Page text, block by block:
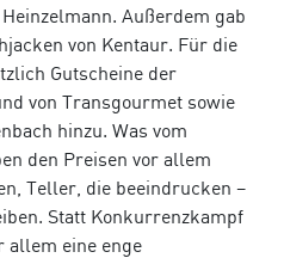
Außerdem gab
von Kentaur. Für die
Gutscheine der
von Transgourmet sowie
hinzu. Was vom
den Preisen vor allem
Teller, die beeindrucken –
Statt Konkurrenzkampf
allem eine enge